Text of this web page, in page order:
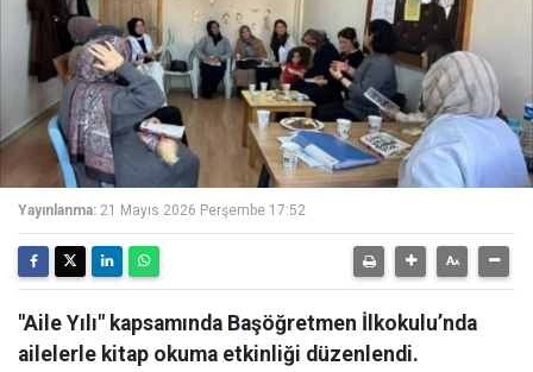
Yayınlanma: 21 Mayıs 2026 Perşembe 17:52
"Aile Yılı" kapsamında Başöğretmen İlkokulu’nda
ailelerle kitap okuma etkinliği düzenlendi.